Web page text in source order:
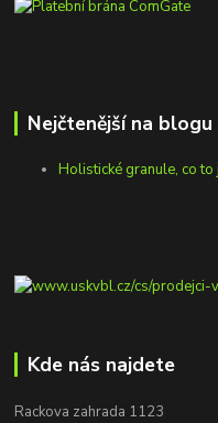
Nejčtenější na blogu
Holistické granule, co to
Kde nás najdete
Rackova zahrada 1123